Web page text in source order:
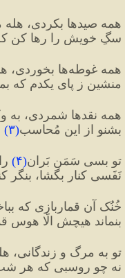
همه صیدها بکردی، هله
سگِ خویش را رها کن که
همه غوطه‌ها بخوردی، همه کارها بکردی
منشین ز پای یکدم که
همه نقدها شمردی، به
بشنو از این مُحاسب(۳)
تو بسی سَمَن بَران(۴)
نَفَسی کنار بگشا، بنگر
خُنُک آن قماربازی که
بنماند هیچش الّا هوسِ
تو به مرگ و زندگانی،
نه چو روسبی که هر شب